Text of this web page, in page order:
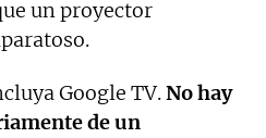
un proyector
Google TV.No hay
de un